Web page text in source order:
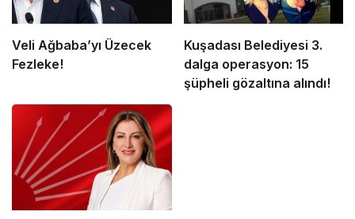
Veli Ağbaba’yı Üzecek
Fezleke!
Kuşadası Belediyesi 3.
dalga operasyon: 15
şüpheli gözaltına alındı!